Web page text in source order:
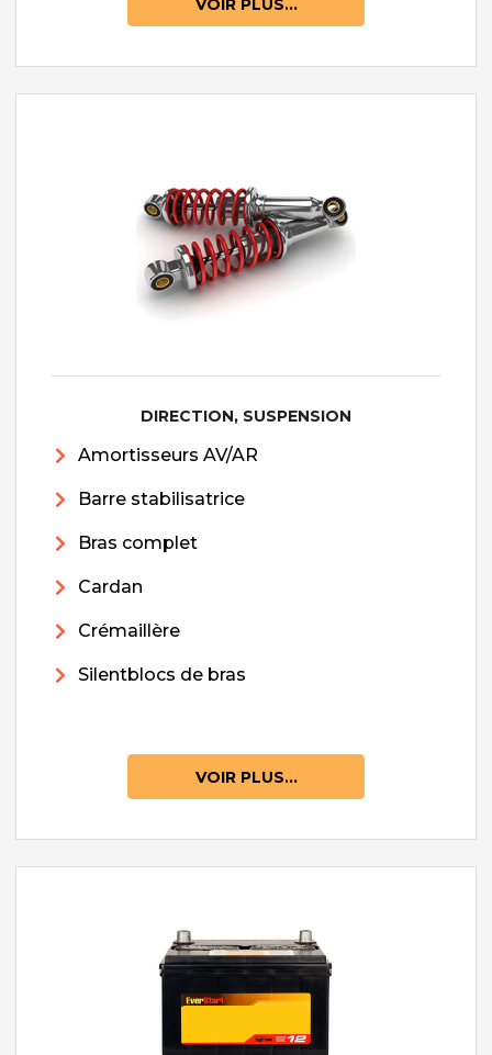
VOIR PLUS...
DIRECTION, SUSPENSION
Amortisseurs AV/AR
Barre stabilisatrice
Bras complet
Cardan
Crémaillère
Silentblocs de bras
VOIR PLUS...